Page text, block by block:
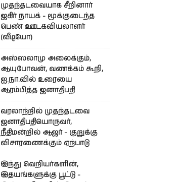
முதற்தடவையாக சீறினார்
ஜகிர் நாயக் - மூக்குடைந்த
பெண் ஊடகவியலாளர்
(வீடியோ)
அஸ்ஸலாமு அலைக்கும்,
ஆயுபோவன், வணக்கம் கூறி,
ஐ.நா.வில் உரையை
ஆரம்பித்த ஜனாதிபதி
வரலாற்றில் முதற்தடவை
ஜனாதிபதியொருவர்,
நீதிமன்றில் ஆஜர் - குறுக்கு
விசாரணைக்கும் ஏற்பாடு
இந்து வெறியர்களின்,
இதயங்களுக்கு பூட்டு -